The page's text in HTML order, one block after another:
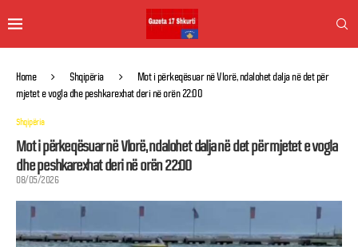
Home Shqipëria
Mot i përkeqësuar në Vlorë, ndalohet dalja në det për
mjetet e vogla dhe peshkarexhat deri në orën 22:00
Shqipëria
Mot i përkeqësuar në Vlorë, ndalohet dalja në det për mjetet e vogla
dhe peshkarexhat deri në orën 22:00
08/05/2026